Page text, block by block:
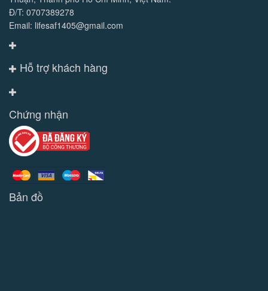
Đ/T: 0707389278
Email: lifesaf1405@gmail.com
Hỗ trợ khách hàng
Chứng nhận
Bản đồ